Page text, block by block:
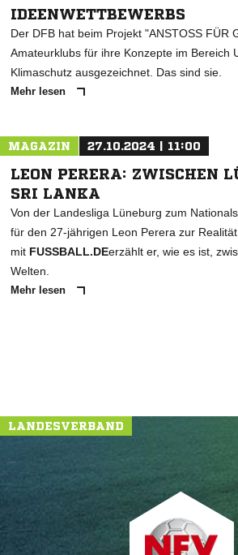
NACHRICHT
* Pflichtfelder
IDEENWETTBEWERBS
Der DFB hat beim Projekt "ANSTOSS FÜR
Amateurklubs für ihre Konzepte im Bereich
Klimaschutz ausgezeichnet. Das sind sie.
Mehr lesen
MAGAZIN 27.10.2024 | 11:00
LEON PERERA: ZWISCHEN
SRI LANKA
Von der Landesliga Lüneburg zum
für den 27-jährigen Leon Perera zur
mit FUSSBALL.DEerzählt er, wie es ist,
Welten.
Mehr lesen
LANDESVERBAND